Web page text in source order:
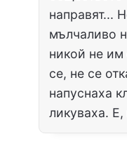
направят...
мълчаливо
никой не им
се, не се
напуснаха
ликуваха.